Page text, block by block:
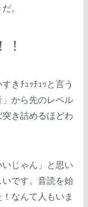
。
きﾁｭｯﾁｭｯと言う
から先のレベル
き詰めるほどわ
じゃん」と思い
です。音読を始
なんて人もいま